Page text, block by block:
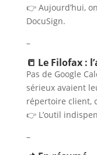
👉 Aujourd’hui,
DocuSign.
–
📒 Le Filofax :
Pas de Google
sérieux avaient
répertoire client,
👉 L’outil
–